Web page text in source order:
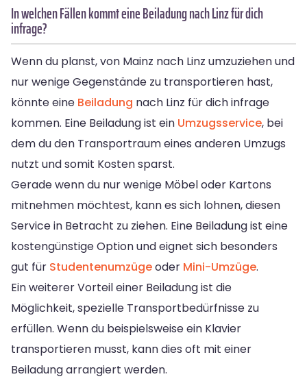
In welchen Fällen kommt eine Beiladung nach Linz für dich
infrage?
Wenn du planst, von Mainz nach Linz umzuziehen und
nur wenige Gegenstände zu transportieren hast,
könnte eine Beiladung nach Linz für dich infrage
kommen. Eine Beiladung ist ein Umzugsservice, bei
dem du den Transportraum eines anderen Umzugs
nutzt und somit Kosten sparst.
Gerade wenn du nur wenige Möbel oder Kartons
mitnehmen möchtest, kann es sich lohnen, diesen
Service in Betracht zu ziehen. Eine Beiladung ist eine
kostengünstige Option und eignet sich besonders
gut für Studentenumzügeoder Mini-Umzüge.
Ein weiterer Vorteil einer Beiladung ist die
Möglichkeit, spezielle Transportbedürfnisse zu
erfüllen. Wenn du beispielsweise ein Klavier
transportieren musst, kann dies oft mit einer
Beiladung arrangiert werden.